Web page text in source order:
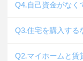
Q4.自己資金がなく
Q3.住宅を購入する
Q2.マイホームと賃